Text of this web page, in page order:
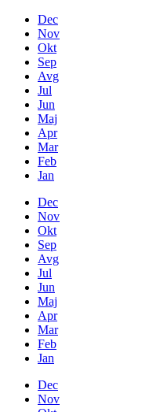
Dec
Nov
Okt
Sep
Avg
Jul
Jun
Maj
Apr
Mar
Feb
Jan
Dec
Nov
Okt
Sep
Avg
Jul
Jun
Maj
Apr
Mar
Feb
Jan
Dec
Nov